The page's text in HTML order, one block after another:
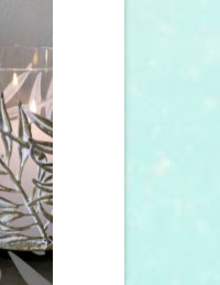
wishlist